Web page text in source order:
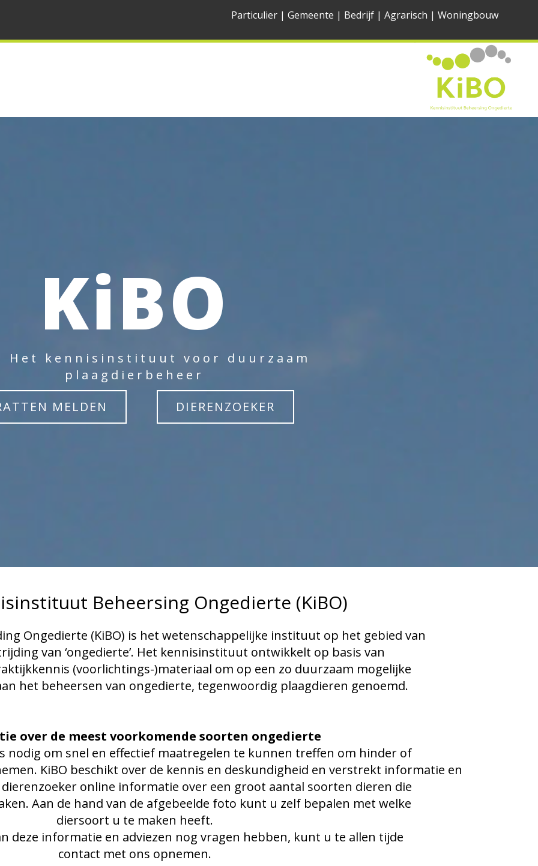
Particulier| Gemeente | Bedrijf| Agrarisch | Woningbouw
KiBO
Het kennisinstituut voor duurzaam
plaagdierbeheer
MELDEN
DIERENZOEKER
Beheersing Ongedierte (KiBO)
Ongedierte (KiBO) is het wetenschappelijke instituut op het gebied van
van ‘ongedierte’. Het kennisinstituut ontwikkelt op basis van
(voorlichtings-)materiaal om op een zo duurzaam mogelijke
het beheersen van ongedierte, tegenwoordig plaagdieren genoemd.
over de meest voorkomende soorten ongedierte
nodig om snel en effectief maatregelen te kunnen treffen om hinder of
KiBO beschikt over de kennis en deskundigheid en verstrekt informatie en
online informatie over een groot aantal soorten dieren die
Aan de hand van de afgebeelde foto kunt u zelf bepalen met welke
diersoort u te maken heeft.
deze informatie en adviezen nog vragen hebben, kunt u te allen tijde
contact met ons opnemen.